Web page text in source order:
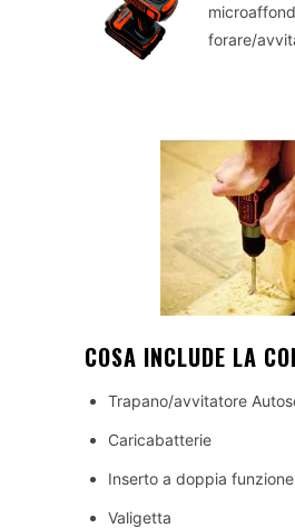
forare/
COSA INCLUDE LA
Trapano/avvitatore
Caricabatterie
Inserto a doppia funzione
Valigetta